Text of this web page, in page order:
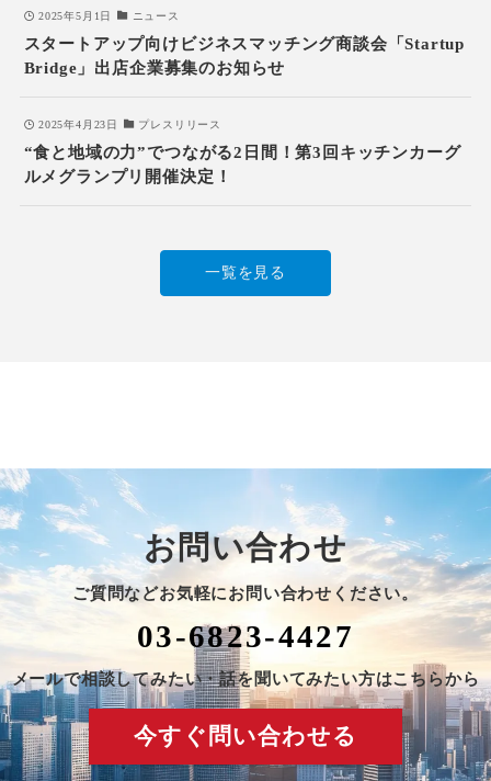
2025年5月1日 ニュース
スタートアップ向けビジネスマッチング商談会「Startup
Bridge」出店企業募集のお知らせ
2025年4月23日 プレスリリース
“食と地域の力”でつながる2日間！第3回キッチンカーグ
ルメグランプリ開催決定！
一覧を見る
お問い合わせ
ご質問などお気軽にお問い合わせください。
03-6823-4427
メールで相談してみたい・話を聞いてみたい方はこちらから
今すぐ問い合わせる